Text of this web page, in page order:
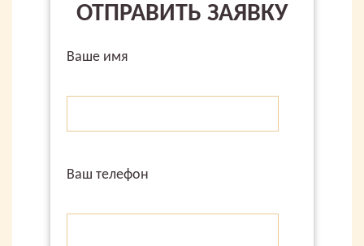
ОТПРАВИТЬ ЗАЯВКУ
Ваше имя
Ваш телефон